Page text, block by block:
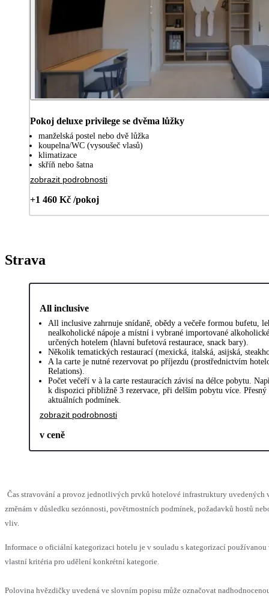
Pokoj deluxe privilege se dvěma lůžky
manželská postel nebo dvě lůžka
koupelna/WC (vysoušeč vlasů)
klimatizace
skříň nebo šatna
zobrazit podrobnosti
+1 460 Kč /pokoj
Strava
All inclusive
All inclusive zahrnuje snídaně, obědy a večeře formou bufetu,
nealkoholické nápoje a místní i vybrané importované
určených hotelem (hlavní bufetová restaurace, snack bary).
Několik tematických restaurací (mexická, italská, asijská,
A la carte je nutné rezervovat po příjezdu (prostřednictvím
Relations).
Počet večeří v à la carte restauracích závisí na délce pobytu.
k dispozici přibližně 3 rezervace, při delším pobytu více. Přesný
aktuálních podmínek.
zobrazit podrobnosti
v ceně
Čas stravování a provoz jednotlivých prvků hotelové infrastruktury uvedených
změnám v důsledku sezónnosti, povětrnostních podmínek, požadavků hostů
vliv.
Informace o oficiální kategorizaci hotelu je v souladu s kategorizací používanou
vlastní kritéria pro udělení konkrétní kategorie.
Polovina hvězdičky uvedená ve slovním popisu může označovat